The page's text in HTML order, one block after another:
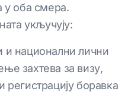
оба смера.
укључују:
и национални лични
захтева за визу,
регистрацију боравка